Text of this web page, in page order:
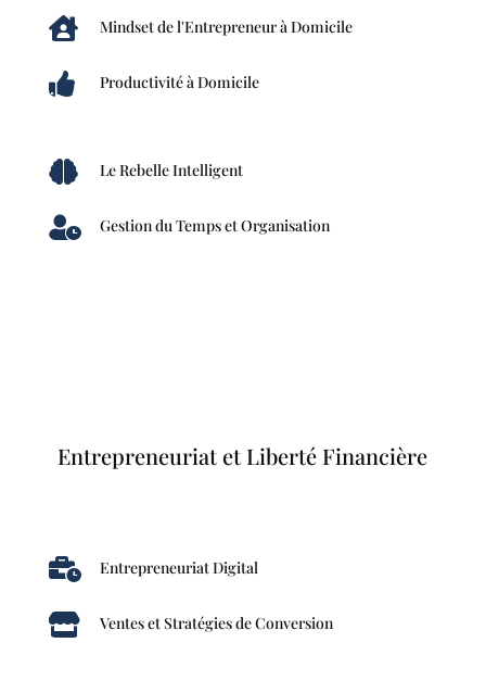
 Mindset de l'Entrepreneur à Domicile
 Productivité à Domicile
 Le Rebelle Intelligent
 Gestion du Temps et Organisation
Entrepreneuriat et Liberté Financière
 Entrepreneuriat Digital
 Ventes et Stratégies de Conversion